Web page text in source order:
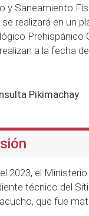
y Saneamiento
realizará en un
Prehispánico
a la fecha
Pikimachay
2023, el
técnico del
que fue